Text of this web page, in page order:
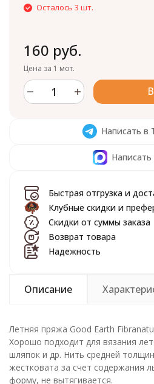
Осталось 3 шт.
160 руб.
Цена за 1 мот.
Написать в
Написать
Быстрая отгрузка и
Клубные скидки и
Скидки от суммы заказа
Возврат товара
Надежность
Описание
Летняя пряжа Good Earth
Хорошо подходит для вязания
шляпок и др. Нить средней
жестковата за счет содержания
форму, не вытягивается.